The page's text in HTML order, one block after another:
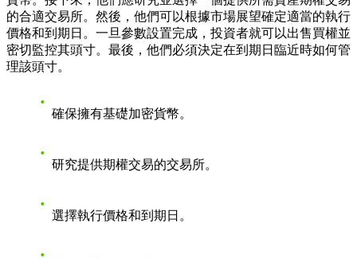
的合適交易所。然後，他們可以根據市場展望確定適當的執行
價格和到期日。一旦參數設置完成，投資者就可以出售買權並
密切監控其頭寸。最後，他們必須決定在到期日臨近時如何管
理該頭寸。
確保擁有基礎加密貨幣。
研究提供期權交易的交易所。
選擇執行價格和到期日。